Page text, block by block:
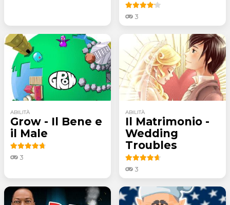
3
ABILITÀ
Grow - Il Bene e
il Male
3
ABILITÀ
Il Matrimonio -
Wedding
Troubles
3